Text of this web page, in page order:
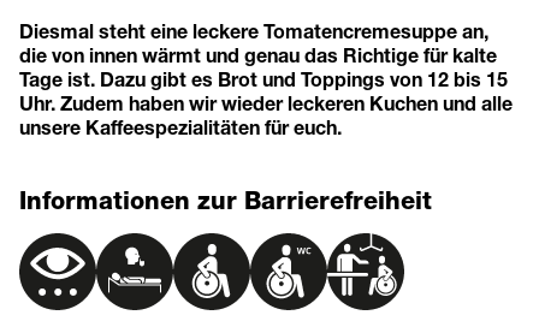
Diesmal steht eine leckere Tomatencremesuppe an,
die von innen wärmt und genau das Richtige für kalte
Tage ist. Dazu gibt es Brot und Toppings von 12 bis 15
Uhr. Zudem haben wir wieder leckeren Kuchen und alle
unsere Kaffeespezialitäten für euch.
Informationen zur Barrierefreiheit